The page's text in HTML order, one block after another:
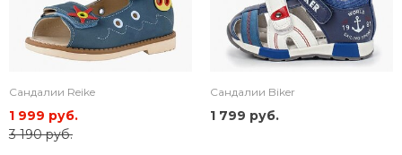
Сандалии Reike
1 999 руб.
3 190 руб.
Сандалии Biker
1 799 руб.